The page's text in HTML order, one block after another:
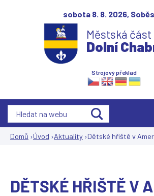
sobota 8. 8. 2026,
Městská část
Dolní
Strojový překlad
Domů ›Úvod ›Aktuality ›Dětské hřiště v
DĚTSKÉ HŘIŠTĚ V